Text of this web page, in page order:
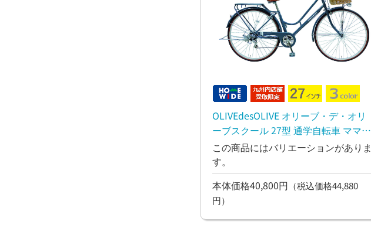
OLIVEdesOLIVE オリーブ・デ・オリ
ーブスクール 27型 通学自転車 ママチ
ャリ ファミリー
この商品にはバリエーションがありま
す。
本体価格40,800円 （税込価格44,880
円）